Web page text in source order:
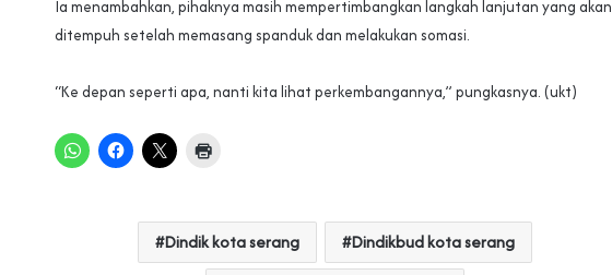
‎Ia menambahkan, pihaknya masih mempertimbangkan langkah lanjutan yang akan
ditempuh setelah memasang spanduk dan melakukan somasi.
‎“Ke depan seperti apa, nanti kita lihat perkembangannya,” pungkasnya. (ukt)
Dindik kota serang Dindikbud kota serang